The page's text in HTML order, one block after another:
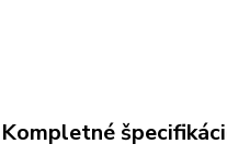
Kompletné